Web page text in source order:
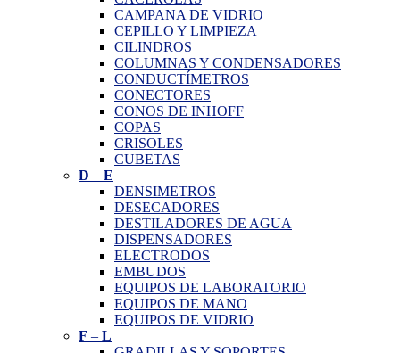
CAMPANA DE VIDRIO
CEPILLO Y LIMPIEZA
CILINDROS
COLUMNAS Y CONDENSADORES
CONDUCTÍMETROS
CONECTORES
CONOS DE INHOFF
COPAS
CRISOLES
CUBETAS
D – E
DENSIMETROS
DESECADORES
DESTILADORES DE AGUA
DISPENSADORES
ELECTRODOS
EMBUDOS
EQUIPOS DE LABORATORIO
EQUIPOS DE MANO
EQUIPOS DE VIDRIO
F – L